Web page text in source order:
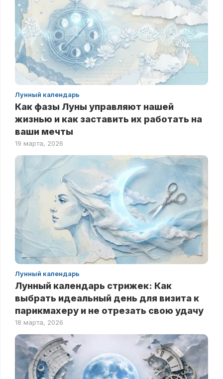
Лунный календарь
Как фазы Луны управляют нашей
жизнью и как заставить их работать на
ваши мечты
19 марта, 2026
Лунный календарь
Лунный календарь стрижек: Как
выбрать идеальный день для визита к
парикмахеру и не отрезать свою удачу
18 марта, 2026